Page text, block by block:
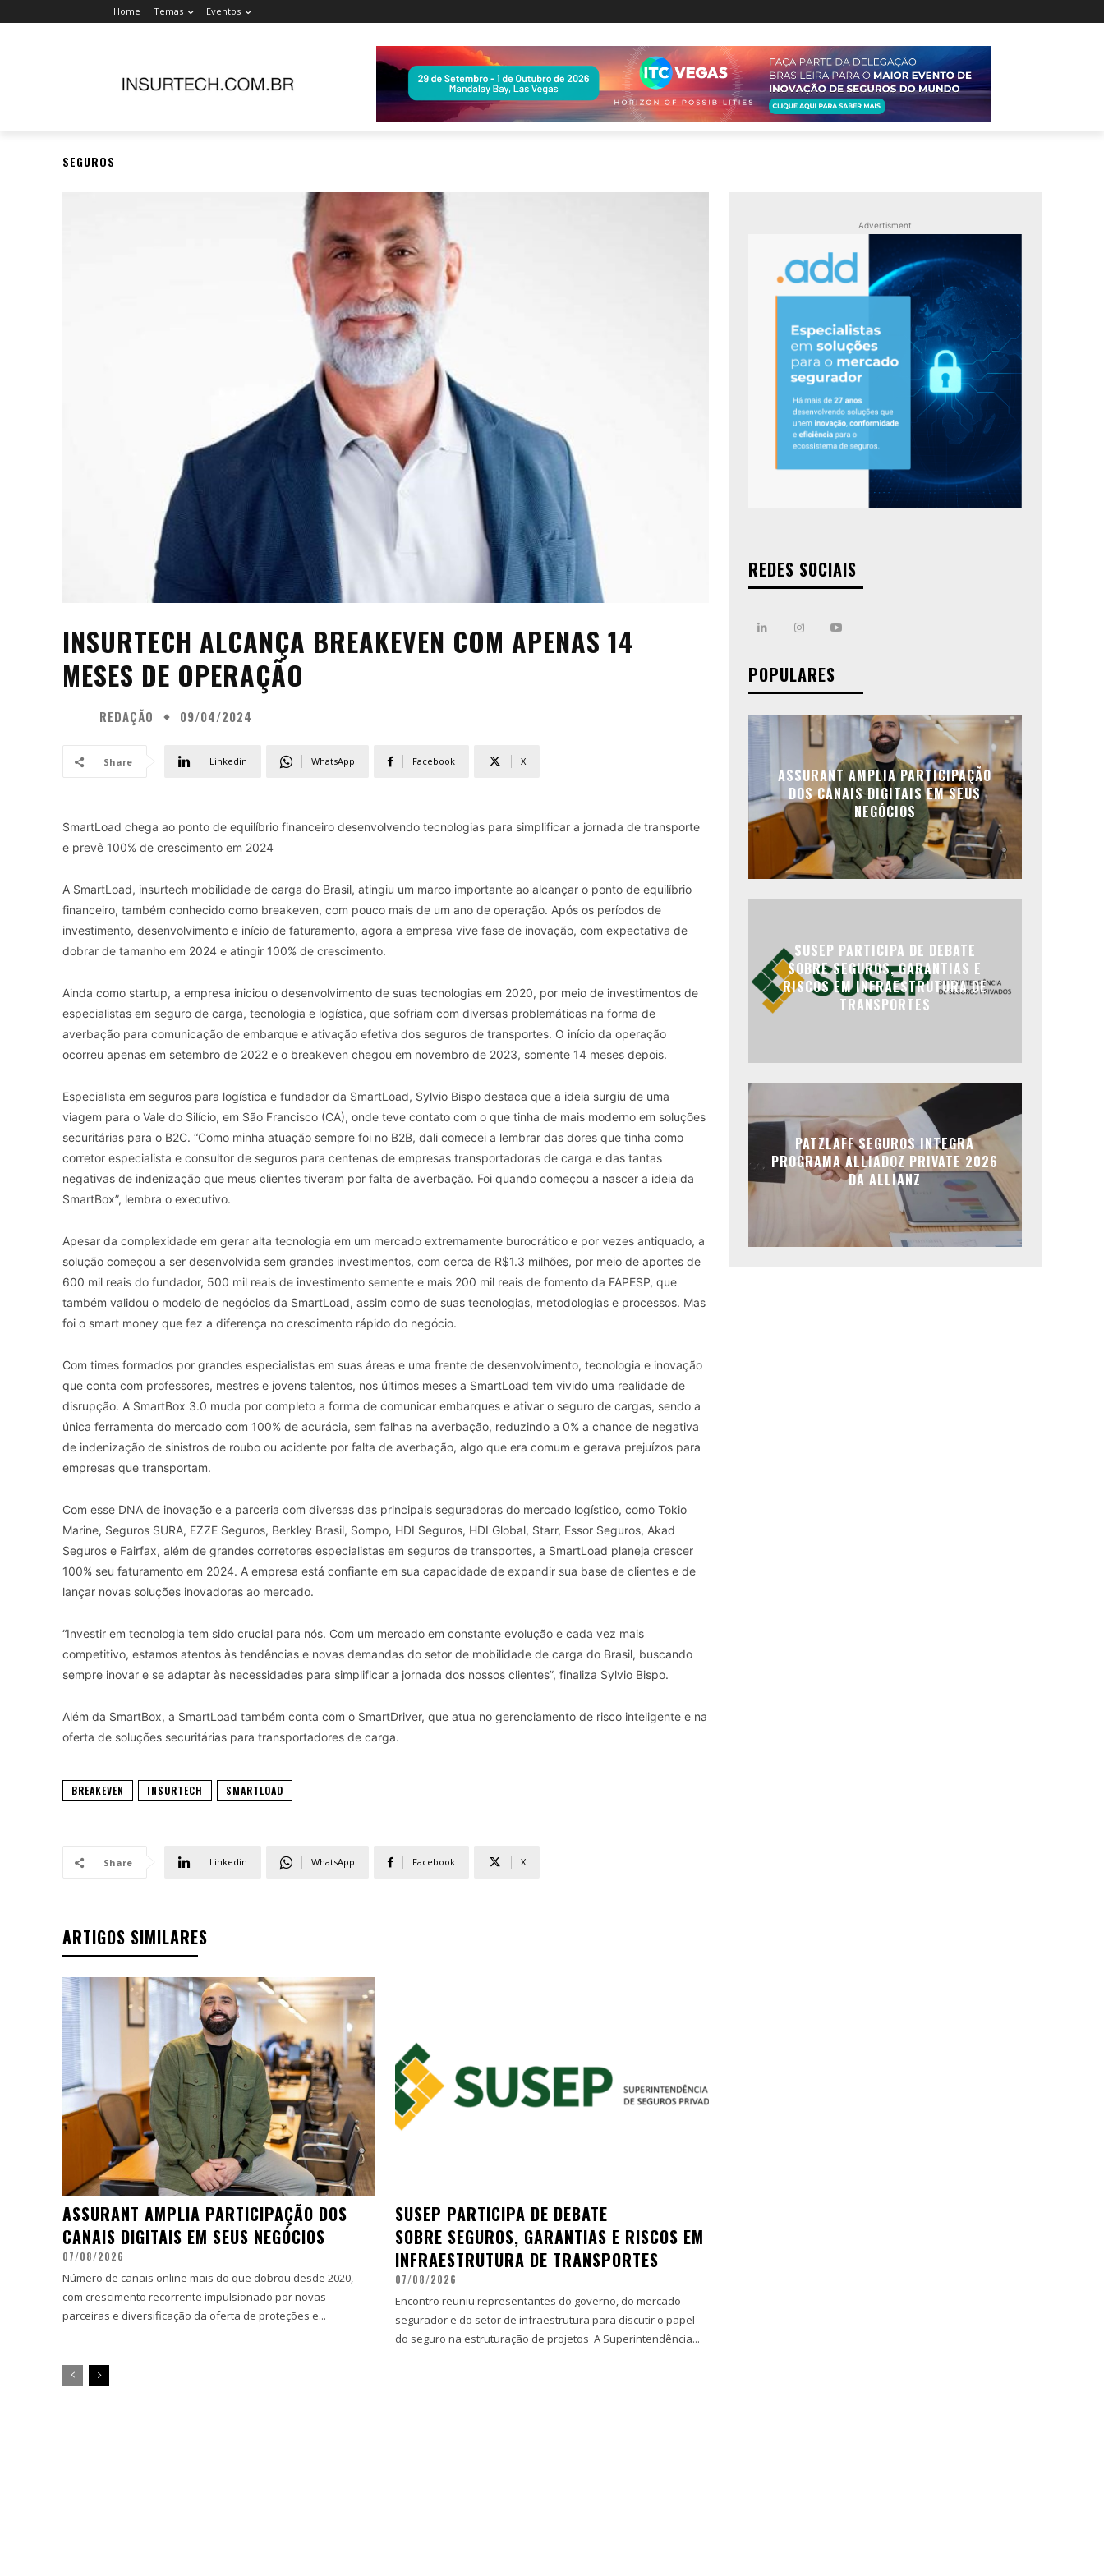
Home Temas Eventos
SEGUROS
INSURTECH ALCANÇA BREAKEVEN COM APENAS 14
MESES DE OPERAÇÃO
REDAÇÃO 09/04/2024
Share Linkedin WhatsApp Facebook X
SmartLoad chega ao ponto de equilíbrio financeiro desenvolvendo tecnologias para simplificar a jornada de transporte
e prevê 100% de crescimento em 2024
A SmartLoad, insurtech mobilidade de carga do Brasil, atingiu um marco importante ao alcançar o ponto de equilíbrio
financeiro, também conhecido como breakeven, com pouco mais de um ano de operação. Após os períodos de
investimento, desenvolvimento e início de faturamento, agora a empresa vive fase de inovação, com expectativa de
dobrar de tamanho em 2024 e atingir 100% de crescimento.
Ainda como startup, a empresa iniciou o desenvolvimento de suas tecnologias em 2020, por meio de investimentos de
especialistas em seguro de carga, tecnologia e logística, que sofriam com diversas problemáticas na forma de
averbação para comunicação de embarque e ativação efetiva dos seguros de transportes. O início da operação
ocorreu apenas em setembro de 2022 e o breakeven chegou em novembro de 2023, somente 14 meses depois.
Especialista em seguros para logística e fundador da SmartLoad, Sylvio Bispo destaca que a ideia surgiu de uma
viagem para o Vale do Silício, em São Francisco (CA), onde teve contato com o que tinha de mais moderno em soluções
securitárias para o B2C. “Como minha atuação sempre foi no B2B, dali comecei a lembrar das dores que tinha como
corretor especialista e consultor de seguros para centenas de empresas transportadoras de carga e das tantas
negativas de indenização que meus clientes tiveram por falta de averbação. Foi quando começou a nascer a ideia da
SmartBox”, lembra o executivo.
Apesar da complexidade em gerar alta tecnologia em um mercado extremamente burocrático e por vezes antiquado, a
solução começou a ser desenvolvida sem grandes investimentos, com cerca de R$1.3 milhões, por meio de aportes de
600 mil reais do fundador, 500 mil reais de investimento semente e mais 200 mil reais de fomento da FAPESP, que
também validou o modelo de negócios da SmartLoad, assim como de suas tecnologias, metodologias e processos. Mas
foi o smart money que fez a diferença no crescimento rápido do negócio.
Com times formados por grandes especialistas em suas áreas e uma frente de desenvolvimento, tecnologia e inovação
que conta com professores, mestres e jovens talentos, nos últimos meses a SmartLoad tem vivido uma realidade de
disrupção. A SmartBox 3.0 muda por completo a forma de comunicar embarques e ativar o seguro de cargas, sendo a
única ferramenta do mercado com 100% de acurácia, sem falhas na averbação, reduzindo a 0% a chance de negativa
de indenização de sinistros de roubo ou acidente por falta de averbação, algo que era comum e gerava prejuízos para
empresas que transportam.
Com esse DNA de inovação e a parceria com diversas das principais seguradoras do mercado logístico, como Tokio
Marine, Seguros SURA, EZZE Seguros, Berkley Brasil, Sompo, HDI Seguros, HDI Global, Starr, Essor Seguros, Akad
Seguros e Fairfax, além de grandes corretores especialistas em seguros de transportes, a SmartLoad planeja crescer
100% seu faturamento em 2024. A empresa está confiante em sua capacidade de expandir sua base de clientes e de
lançar novas soluções inovadoras ao mercado.
“Investir em tecnologia tem sido crucial para nós. Com um mercado em constante evolução e cada vez mais
competitivo, estamos atentos às tendências e novas demandas do setor de mobilidade de carga do Brasil, buscando
sempre inovar e se adaptar às necessidades para simplificar a jornada dos nossos clientes”, finaliza Sylvio Bispo.
Além da SmartBox, a SmartLoad também conta com o SmartDriver, que atua no gerenciamento de risco inteligente e na
oferta de soluções securitárias para transportadores de carga.
BREAKEVEN INSURTECH SMARTLOAD
Share Linkedin WhatsApp Facebook X
ARTIGOS SIMILARES
ASSURANT AMPLIA PARTICIPAÇÃO DOS
CANAIS DIGITAIS EM SEUS NEGÓCIOS
07/08/2026
Número de canais online mais do que dobrou desde 2020,
com crescimento recorrente impulsionado por novas
parceiras e diversificação da oferta de proteções e...
SUSEP PARTICIPA DE DEBATE
SOBRE SEGUROS, GARANTIAS E RISCOS EM
INFRAESTRUTURA DE TRANSPORTES
07/08/2026
Encontro reuniu representantes do governo, do mercado
segurador e do setor de infraestrutura para discutir o papel
do seguro na estruturação de projetos A Superintendência...
Advertisment
REDES SOCIAIS
POPULARES
ASSURANT AMPLIA PARTICIPAÇÃO
DOS CANAIS DIGITAIS EM SEUS
NEGÓCIOS
SUSEP PARTICIPA DE DEBATE
SOBRE SEGUROS, GARANTIAS E
RISCOS EM INFRAESTRUTURA DE
TRANSPORTES
PATZLAFF SEGUROS INTEGRA
PROGRAMA ALLIADOZ PRIVATE 2026
DA ALLIANZ